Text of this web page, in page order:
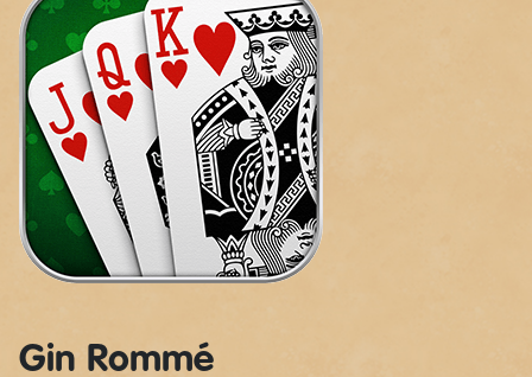
Gin Rommé